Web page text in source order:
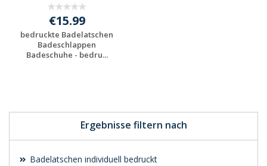
Ergebnisse filtern nach
Badelatschen individuell bedruckt
€15.99
bedruckte Badelatschen
Badeschlappen
Badeschuhe - bedru...